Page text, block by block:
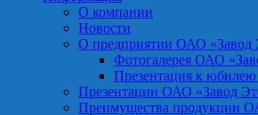
О компании
Новости
О предприятии ОАО «Завод
Фотогалерея ОАО
Презентация к
Презентации ОАО «Завод
Преимущества продукции